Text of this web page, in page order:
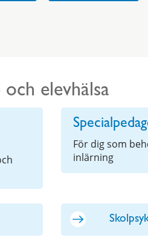
elevhälsa
För dig som
inlärning